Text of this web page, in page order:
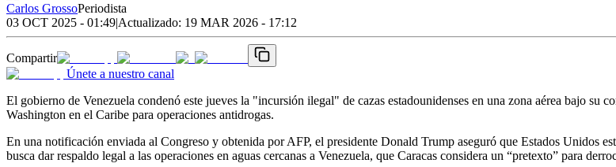
Carlos GrossoPeriodista
03 OCT 2025 - 01:49|Actualizado: 19 MAR 2026 - 17:12
Compartir
Únete a nuestro canal
El gobierno de Venezuela condenó este jueves la "incursión ilegal" de cazas estadounidenses en una zona aérea bajo su
Washington en el Caribe para operaciones antidrogas.
En una notificación enviada al Congreso y obtenida por AFP, el presidente Donald Trump aseguró que Estados Unidos
busca dar respaldo legal a las operaciones en aguas cercanas a Venezuela, que Caracas considera un “pretexto” para